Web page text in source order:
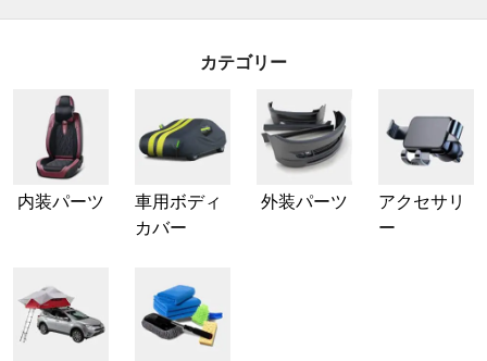
カテゴリー
内装パーツ
車用ボディ
カバー
外装パーツ
アクセサリ
ー